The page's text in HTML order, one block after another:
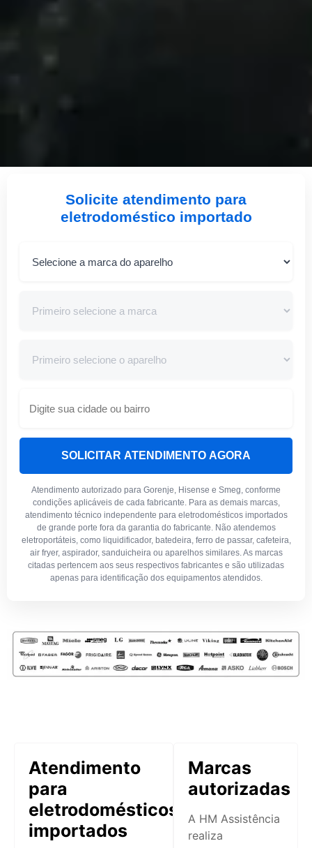
Solicite atendimento para
eletrodoméstico importado
SOLICITAR ATENDIMENTO AGORA
Atendimento autorizado para Gorenje, Hisense e Smeg, conforme
condições aplicáveis de cada fabricante. Para as demais marcas,
atendimento técnico independente para eletrodomésticos importados
de grande porte fora da garantia do fabricante. Não atendemos
eletroportáteis, como liquidificador, batedeira, ferro de passar, cafeteira,
air fryer, aspirador, sanduicheira ou aparelhos similares. As marcas
citadas pertencem aos seus respectivos fabricantes e são utilizadas
apenas para identificação dos equipamentos atendidos.
Atendimento
para
eletrodomésticos
importados
Marcas
autorizadas
A HM Assistência
realiza